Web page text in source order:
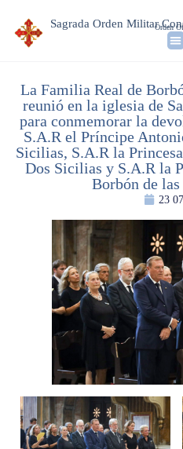
Sagrada Orden MilitarOrden
La Familia Real de
reunió en la iglesia de
para conmemorar la
S.A.R el Príncipe
Sicilias, S.A.R la
Dos Sicilias y S.A.R la
Borbón de
23